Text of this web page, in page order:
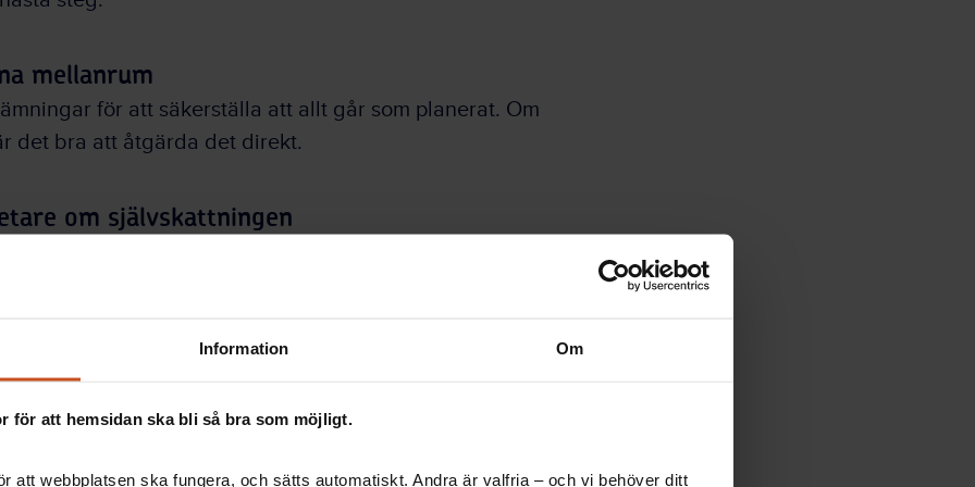
Information Om
för att hemsidan ska bli så bra som möjligt.
att webbplatsen ska fungera, och sätts automatiskt. Andra är valfria – och vi behöver ditt
mellanrum
för att säkerställa att allt går som planerat. Om
det bra att åtgärda det direkt.
om självskattningen
anpassas. Frågorna i självskattningen rör arbetets
som chef.